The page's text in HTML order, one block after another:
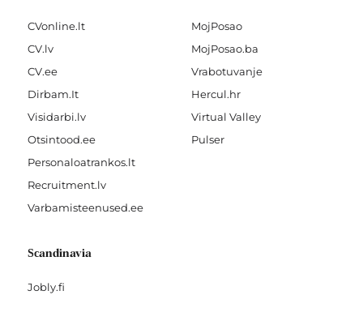
CVonline.lt
CV.lv
CV.ee
Dirbam.It
Visidarbi.lv
Otsintood.ee
Personaloatrankos.lt
Recruitment.lv
Varbamisteenused.ee
MojPosao
MojPosao.ba
Vrabotuvanje
Hercul.hr
Virtual Valley
Pulser
Scandinavia
Jobly.fi